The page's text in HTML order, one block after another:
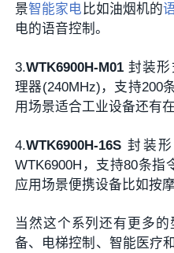
景智能家电 比如油烟机的
电的语音控制。
3.WTK6900H-M01 封装形
理器(240MHz)，支持200
用场景适合工业设备还有
4.WTK6900H-16S 封装
WTK6900H，支持80条指
应用场景便携设备比如按
当然这个系列还有更多
备、电梯控制、智能医疗